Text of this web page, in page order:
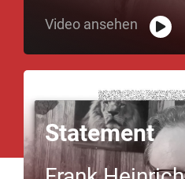
Video ansehen
Statement